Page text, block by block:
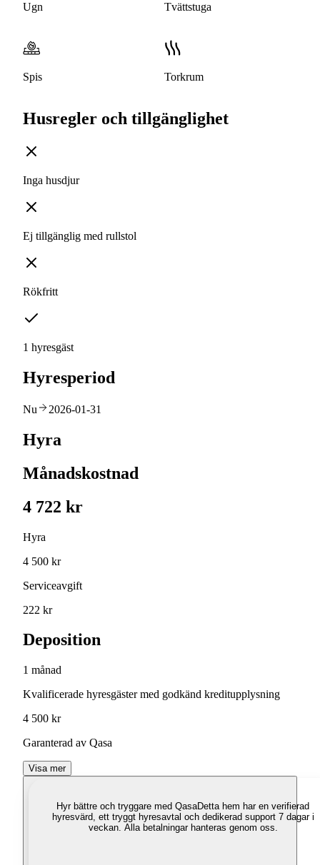
Ugn Tvättstuga
Spis Torkrum
Husregler och tillgänglighet
Inga husdjur
Ej tillgänglig med rullstol
Rökfritt
1 hyresgäst
Hyresperiod
Nu 2026-01-31
Hyra
Månadskostnad
4 722 kr
Hyra
4 500 kr
Serviceavgift
222 kr
Deposition
1 månad
Kvalificerade hyresgäster med godkänd kreditupplysning
4 500 kr
Garanterad av Qasa
Visa mer
Hyr bättre och tryggare med QasaDetta hem har en verifierad
hyresvärd, ett tryggt hyresavtal och dedikerad support 7 dagar i
veckan. Alla betalningar hanteras genom oss.